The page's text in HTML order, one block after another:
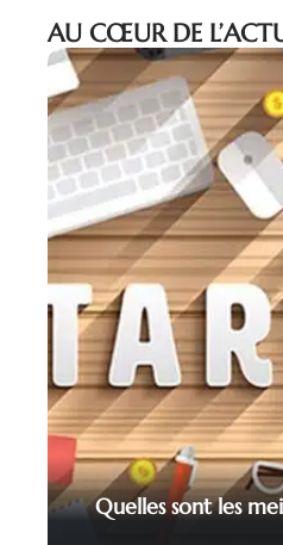
AU CŒUR DE
Quelles sont les